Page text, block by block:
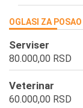
OGLASI ZA POSAO
Serviser
80.000,00 RSD
Veterinar
60.000,00 RSD